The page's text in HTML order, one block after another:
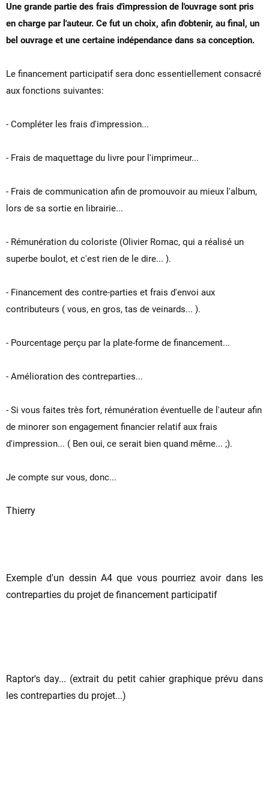
Une grande partie des frais d'impression de l'ouvrage sont pris
en charge par l'auteur. Ce fut un choix, afin d'obtenir, au final, un
bel ouvrage et une certaine indépendance dans sa conception.
Le financement participatif sera donc essentiellement consacré
aux fonctions suivantes:
- Compléter les frais d'impression...
- Frais de maquettage du livre pour l'imprimeur...
- Frais de communication afin de promouvoir au mieux l'album,
lors de sa sortie en librairie...
- Rémunération du coloriste (Olivier Romac, qui a réalisé un
superbe boulot, et c'est rien de le dire... ).
- Financement des contre-parties et frais d'envoi aux
contributeurs ( vous, en gros, tas de veinards... ).
- Pourcentage perçu par la plate-forme de financement...
- Amélioration des contreparties...
- Si vous faites très fort, rémunération éventuelle de l'auteur afin
de minorer son engagement financier relatif aux frais
d'impression... ( Ben oui, ce serait bien quand même... ;).
Je compte sur vous, donc...
Thierry
Exemple d'un dessin A4 que vous pourriez avoir dans les
contreparties du projet de financement participatif
Raptor's day... (extrait du petit cahier graphique prévu dans
les contreparties du projet...)